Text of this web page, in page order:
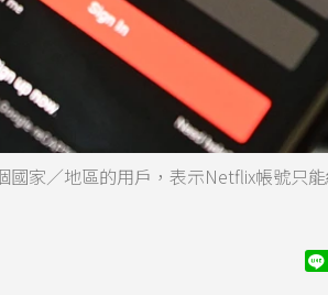
家／地區的用戶，表示Netflix帳號只